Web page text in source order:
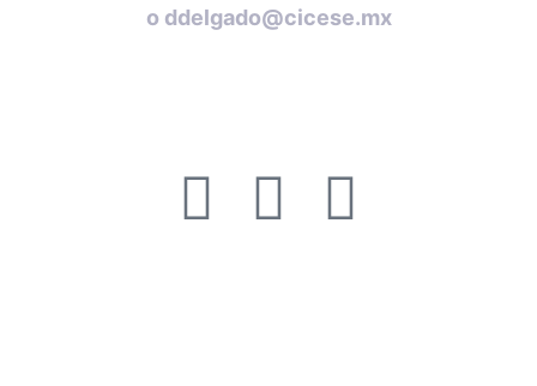
o ddelgado@cicese.mx